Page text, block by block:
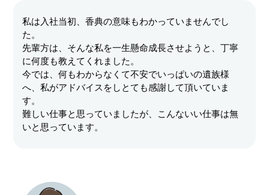
私は入社当初、香典の意味もわかっていませんでし
た。
先輩方は、そんな私を一生懸命成長させようと、丁寧
に何度も教えてくれました。
今では、何もわからなくて不安でいっぱいの遺族様
へ、私がアドバイスをしとても感謝して頂いていま
す。
難しい仕事と思っていましたが、こんないい仕事は無
いと思っています。